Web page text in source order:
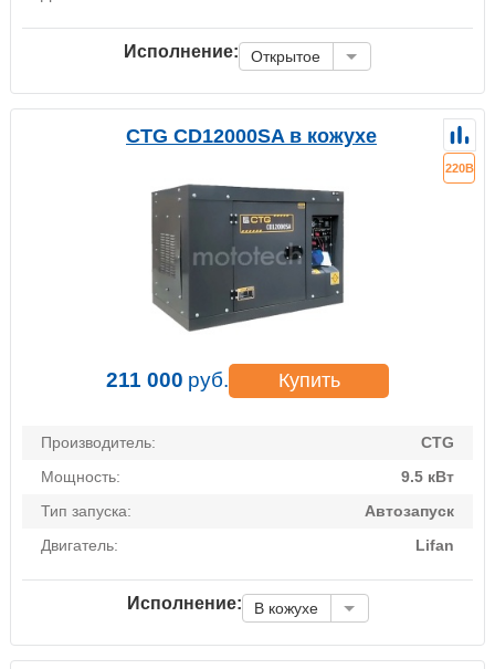
Исполнение: Открытое
CTG CD12000SA в кожухе
220В
211 000 руб. Купить
Производитель:
CTG
Мощность:
9.5 кВт
Тип запуска:
Автозапуск
Двигатель:
Lifan
Исполнение: В кожухе